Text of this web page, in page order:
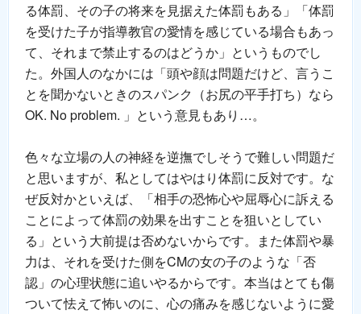
る体罰、その子の将来を見据えた体罰もある」「体罰
を受けた子が指導教官の愛情を感じている場合もあっ
て、それまで禁止するのはどうか」というものでし
た。外国人のなかには「頭や顔は問題だけど、言うこ
とを聞かないときのスパンク（お尻の平手打ち）なら
OK. No problem. 」という意見もあり…。
色々な立場の人の神経を逆撫でしそうで難しい問題だ
と思いますが、私としてはやはり体罰に反対です。な
ぜ反対かといえば、「相手の恐怖心や屈辱心に訴える
ことによって体罰の効果を出すことを狙いとしてい
る」という大前提は否めないからです。また体罰や暴
力は、それを受けた側をCMの女の子のような「否
認」の心理状態に追いやるからです。本当はとても傷
ついて怯えて怖いのに、心の痛みを感じないように愛